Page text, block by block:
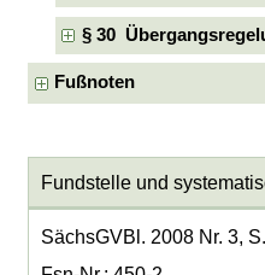
§ 30
Fußnoten
Fundstelle und
SächsGVBl. 2008 Nr. 3,